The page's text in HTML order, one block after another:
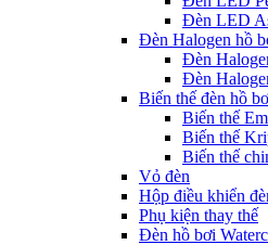
Đèn LED
Đèn Halogen hồ
Đèn
Đèn
Biến thế đèn hồ
Biến thế
Biến thế
Biến thế
Vỏ đèn
Hộp điều khiển
Phụ kiện thay thế
Đèn hồ bơi